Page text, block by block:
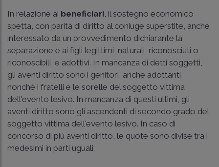
In relazione ai beneficiari , il sostegno economico
spetta, con parità di diritto al coniuge superstite, anche
interessato da un provvedimento dichiarante la
separazione e ai figli legittimi, naturali, riconosciuti o
riconoscibili, e adottivi. In mancanza di detti soggetti,
gli aventi diritto sono i genitori, anche adottanti,
nonché i fratelli e le sorelle del soggetto vittima
dell'evento lesivo. In mancanza di questi ultimi, gli
aventi diritto sono gli ascendenti di secondo grado del
soggetto vittima dell'evento lesivo. In caso di
concorso di più aventi diritto, le quote sono divise tra i
medesimi in parti uguali.